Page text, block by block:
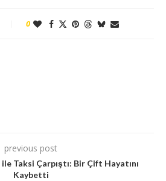
0
previous post
Taksi Çarpıştı: Bir Çift Hayatını
Kaybetti